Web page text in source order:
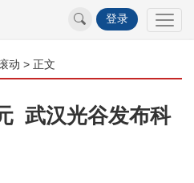
登录
动 > 正文
武汉光谷发布科